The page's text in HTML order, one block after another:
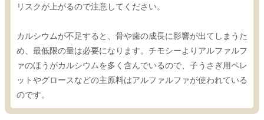
リスクが上がるので注意してください。
カルシウムが不足すると、骨や歯の成長に影響が出てしまうた
め、最低限の量は必要になります。チモシーよりアルファルフ
ァのほうがカルシウムを多く含んでいるので、子うさぎ用ペレ
ットやグロースなどの主原料はアルファルファが使われている
のです。